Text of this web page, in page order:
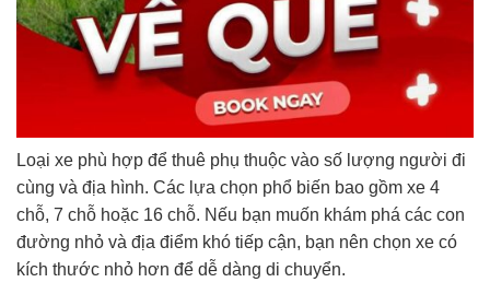
Loại xe phù hợp để thuê phụ thuộc vào số lượng người đi
cùng và địa hình. Các lựa chọn phổ biến bao gồm xe 4
chỗ, 7 chỗ hoặc 16 chỗ. Nếu bạn muốn khám phá các con
đường nhỏ và địa điểm khó tiếp cận, bạn nên chọn xe có
kích thước nhỏ hơn để dễ dàng di chuyển.